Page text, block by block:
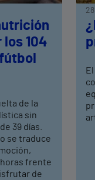
104
de la
sin
39 días.
se traduce
frente
de